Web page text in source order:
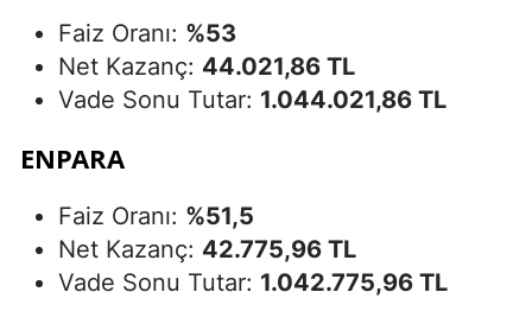
Faiz Oranı: %53
Net Kazanç: 44.021,86 TL
Vade Sonu Tutar: 1.044.021,86 TL
ENPARA
Faiz Oranı: %51,5
Net Kazanç: 42.775,96 TL
Vade Sonu Tutar: 1.042.775,96 TL